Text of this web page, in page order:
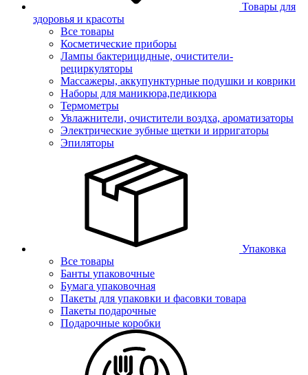
Товары для
здоровья и красоты
Все товары
Косметические приборы
Лампы бактерицидные, очистители-
рециркуляторы
Массажеры, аккупунктурные подушки и коврики
Наборы для маникюра,педикюра
Термометры
Увлажнители, очистители воздха, ароматизаторы
Электрические зубные щетки и ирригаторы
Эпиляторы
Упаковка
Все товары
Банты упаковочные
Бумага упаковочная
Пакеты для упаковки и фасовки товара
Пакеты подарочные
Подарочные коробки